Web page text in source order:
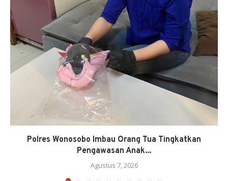
Polres Wonosobo Imbau Orang Tua Tingkatkan
Pengawasan Anak...
Agustus 7, 2026